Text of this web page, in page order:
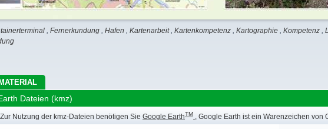
, Fernerkundung , Hafen , Kartenarbeit, Kartenkompetenz , Kartographie , Kompetenz ,
Dateien (kmz)
Zur Nutzung der kmz-Dateien benötigen Sie Google EarthTM , Google Earth ist ein Warenzeichen von